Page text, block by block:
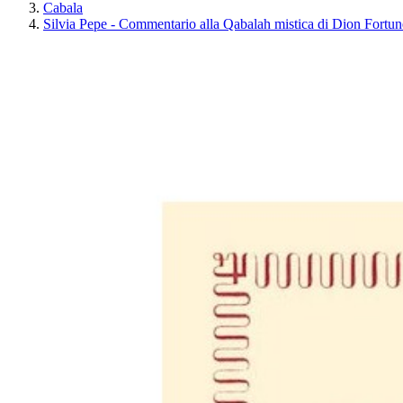
Cabala
Silvia Pepe - Commentario alla Qabalah mistica di Dion